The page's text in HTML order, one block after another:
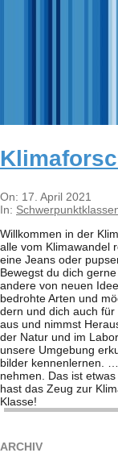
2021-
04-
On: 17. April 2021
In:
Will­kom­men in der
alle vom Kli­ma­wan­del
eine Jeans oder
Bewegst du dich
andere von neuen
bedrohte Arten und
dern und dich auch
aus und nimmst
der Natur und im
unsere Umge­bung
bil­der ken­nen­ler­nen.
neh­men. Das ist
hast das Zeug zur
Klasse!
ARCHIV